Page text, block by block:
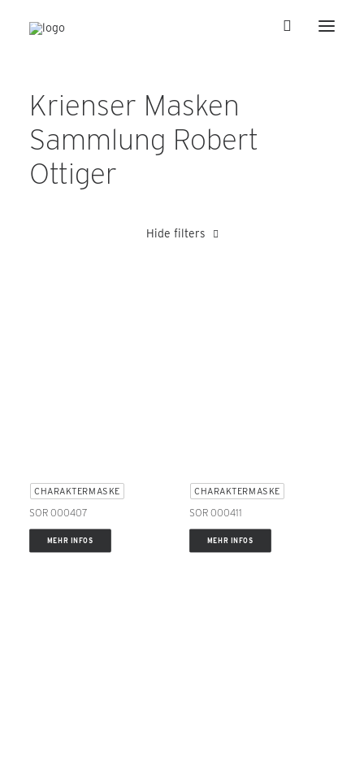
Krienser Masken
Sammlung Robert
Ottiger
Hide filters
CHARAKTERMASKE
SOR 000407
MEHR INFOS
CHARAKTERMASKE
SOR 000411
MEHR INFOS